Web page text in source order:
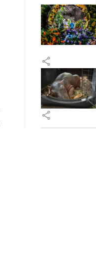
share
share